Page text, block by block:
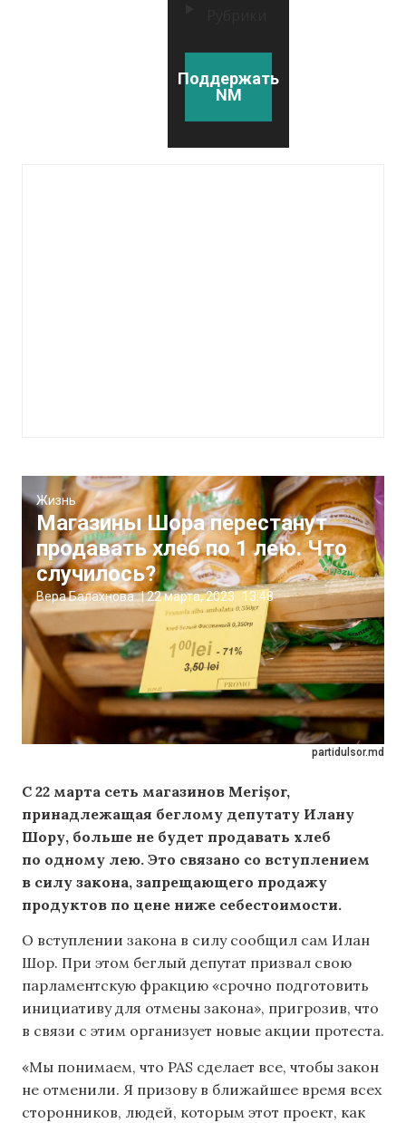
Поддержать
NM
partidulsor.md
Жизнь
Магазины Шора перестанут
продавать хлеб по 1 лею. Что
случилось?
Вера Балахнова |22 марта, 2023 13:48
С 22 марта сеть магазинов Merișor,
принадлежащая беглому депутату Илану
Шору, больше не будет продавать хлеб
по одному лею. Это связано со вступлением
в силу закона, запрещающего продажу
продуктов по цене ниже себестоимости.
О вступлении закона в силу сообщил сам Илан
Шор. При этом беглый депутат призвал свою
парламентскую фракцию «срочно подготовить
инициативу для отмены закона», пригрозив, что
в связи с этим организует новые акции протеста.
«Мы понимаем, что PAS сделает все, чтобы закон
не отменили. Я призову в ближайшее время всех
сторонников, людей, которым этот проект, как